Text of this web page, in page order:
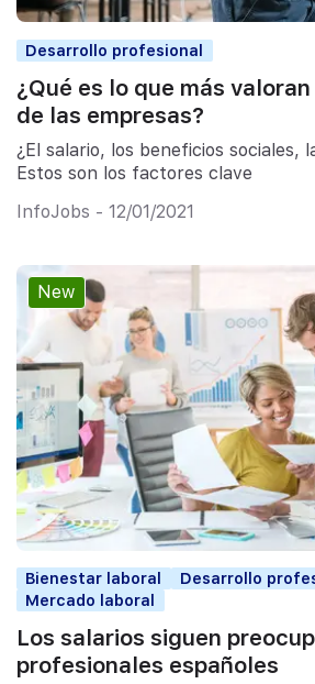
Desarrollo profesional
¿Qué es lo que más
de las empresas?
¿El salario, los beneficios sociales,
Estos son los factores clave
InfoJobs - 12/01/2021
New
Bienestar laboral
Desarrollo
Mercado laboral
Los salarios siguen
profesionales españoles